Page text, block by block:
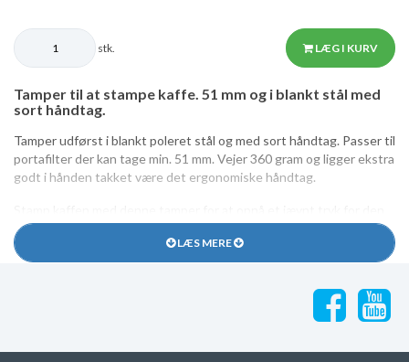
stk. LÆG I KURV
Tamper til at stampe kaffe. 51 mm og i blankt stål med
sort håndtag.
Tamper udførst i blankt poleret stål og med sort håndtag. Passer til
portafilter der kan tage min. 51 mm. Vejer 360 gram og ligger ekstra
godt i hånden takket være det ergonomiske håndtag.
mest optimale espressobrygning og flow af vand gennem kaffen.
Dette espressostempel giver kaffen et jævnt fordelt tryk og
forskelligt hvor hårdt der skal trykkes, alt efter typen af kaffe, hvor
fint kaffen kværnes samt hvilken espressomaskine du benytter.
Inden du bestiller er det en god ide at måle den indvendige
LÆS MERE